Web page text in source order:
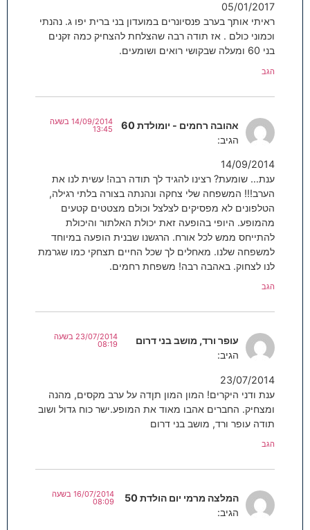
05/01/2017
ראיתי אותך בערב פנסיונרים במועדון בני ברית יפו ג. נהנתי
וכמוני כולם . אז תודה רבה שהצלחת להצחיק כמה זקנים
בני 60 ומעלה שבקושי רואים ושומעים.
הגב
אהובה רחמים - יומולדת 60
הגיב:
14/09/2014 בשעה
13:45
14/09/2014
ענת… שומעת? רצינו להגיד לך תודה רבה! עשית לנו את
הערב!!! המשפחה שלי צחקה ונהנתה בצורה בלתי רגילה,
הטלפונים לא מפסיקים לצלצל וכולם מצטטים קטעים
מהמופע. היופי בהופעה זאת יכולת האלתור והיכולת
להתייחס ממש לכל אורח. הרגשנו שבנית הופעה במיוחד
למשפחה שלנו. מאחלים לך שכל החיים תצחקי כמו שגרמת
לנו לצחוק. באהבה רבה! משפחת רחמים.
הגב
עופר ורד, מושב בני דרום
הגיב:
23/07/2014 בשעה
08:19
23/07/2014
ענת ודני היקרים! המון המון תןדה על ערב מקסים, מהנה
ומצחיק. החברים אהבו מאוד את המופע.ישר כוח גדול ושוב
תודה עופר ורד, מושב בני דרום
הגב
המלצה מרמי יום הולדת 50
הגיב:
16/07/2014 בשעה
08:09